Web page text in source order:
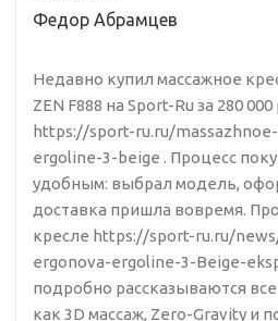
Федор Абрамцев
Недавно купил массажное
ZEN F888 на Sport-Ru за 280
https://sport-ru.ru/
ergoline-3-beige . Процесс
удобным: выбрал модель,
доставка пришла вовремя.
кресле https://sport-ru.ru/
ergonova-ergoline-3-Beige-
подробно рассказываются
как 3D массаж, Zero-Gravity и